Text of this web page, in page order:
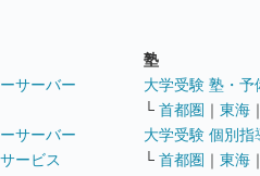
サーバー
サーバー
ービス
塾
大学受験 塾・予
└ 首都圏 ｜ 東海 ｜
大学受験 個別指
└ 首都圏 ｜ 東海 ｜